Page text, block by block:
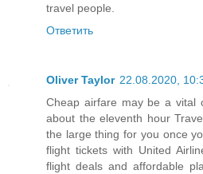
travel people.
Ответить
Oliver Taylor 22.08.2020,
Cheap airfare may be a vital
about the eleventh hour
the large thing for you once
flight tickets with United
flight deals and affordable